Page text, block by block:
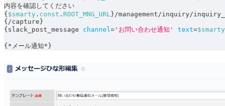
内容を確認してください
{ $smarty . const . ROOT_MNG_URL } /management /inquiry/
{ /capture }
{ slack_post_message channel = 'お問い合わせ通知' text=$smarty
{ * メール通知* }